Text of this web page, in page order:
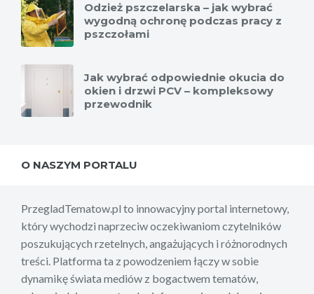
Odzież pszczelarska – jak wybrać
wygodną ochronę podczas pracy z
pszczołami
Jak wybrać odpowiednie okucia do
okien i drzwi PCV – kompleksowy
przewodnik
O NASZYM PORTALU
PrzegladTematow.pl to innowacyjny portal internetowy,
który wychodzi naprzeciw oczekiwaniom czytelników
poszukujących rzetelnych, angażujących i różnorodnych
treści. Platforma ta z powodzeniem łączy w sobie
dynamikę świata mediów z bogactwem tematów,